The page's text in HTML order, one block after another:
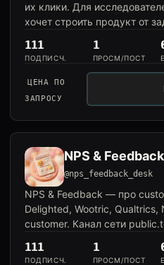
их клики. Для
хочет строить продукт от
111
ПОДПИСЧ.
1
ПРОСМ/ПОСТ
ЦЕНА ПО
ЗАПРОСУ
NPS &
@nps_feedback_desk
NPS & Feedback — про
Delighted, Wootric, Qualtrics,
customer. Канал сети
111
ПОДПИСЧ.
1
ПРОСМ/ПОСТ